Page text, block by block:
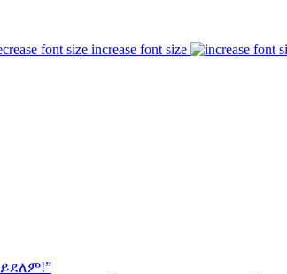
increase font size